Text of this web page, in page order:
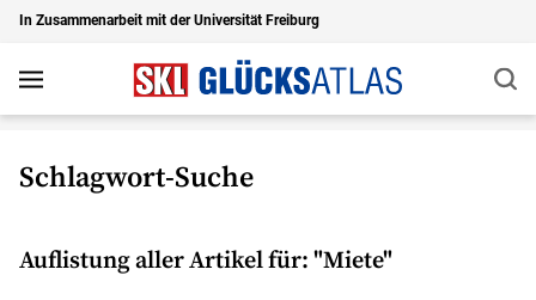
In Zusammenarbeit mit der Universität Freiburg
Navigation
Schlagwort-Suche
Auflistung aller Artikel für: "Miete"